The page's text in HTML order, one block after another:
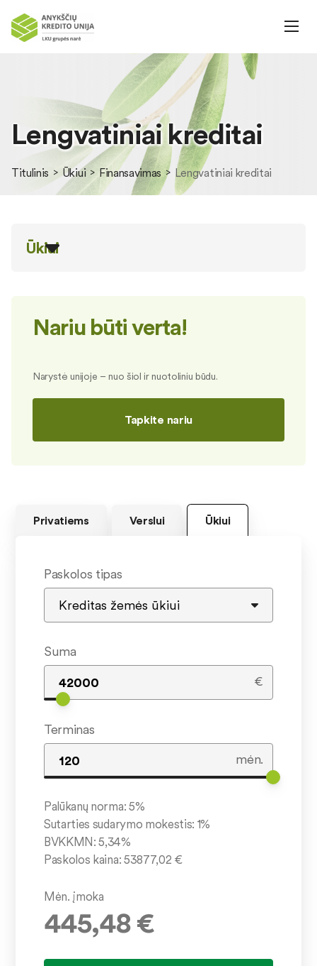
Lengvatiniai kreditai
Titulinis Ūkiui Finansavimas Lengvatiniai kreditai
Ūkiui
Nariu būti verta!
Narystė unijoje – nuo šiol ir nuotoliniu būdu.
Tapkite nariu
Privatiems Verslui Ūkiui
Paskolos tipas
Suma
€
Terminas
mėn.
Palūkanų norma:5%
Sutarties sudarymo mokestis: 1%
BVKKMN:5,34%
Paskolos kaina:53877,02 €
Mėn. įmoka
445,48€